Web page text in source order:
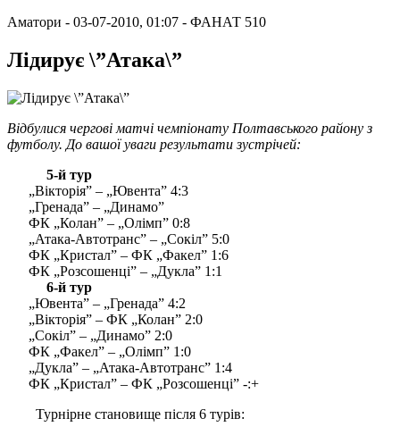
Аматори - 03-07-2010, 01:07 - ФАНАТ 510
Лідирує \”Атака\”
Відбулися чергові матчі чемпіонату Полтавського району з
футболу. До вашої уваги результати зустрічей:
5-й тур
„Вікторія” – „Ювента” 4:3
„Гренада” – „Динамо”
ФК „Колан” – „Олімп” 0:8
„Атака-Автотранс” – „Сокіл” 5:0
ФК „Кристал” – ФК „Факел” 1:6
ФК „Розсошенці” – „Дукла” 1:1
6-й тур
„Ювента” – „Гренада” 4:2
„Вікторія” – ФК „Колан” 2:0
„Сокіл” – „Динамо” 2:0
ФК „Факел” – „Олімп” 1:0
„Дукла” – „Атака-Автотранс” 1:4
ФК „Кристал” – ФК „Розсошенці” -:+
Турнірне становище після 6 турів: